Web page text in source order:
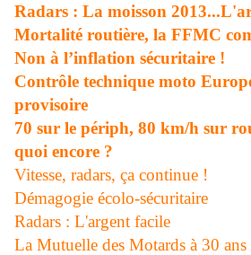
Radars : La moisson
Mortalité routière, la FFMC
Non à l’inflation sécuritaire !
Contrôle technique moto
provisoire
70 sur le périph, 80 km/h sur
quoi encore ?
Vitesse, radars, ça continue !
Démagogie écolo-sécuritaire
Radars : L'argent facile
La Mutuelle des Motards à 30 ans